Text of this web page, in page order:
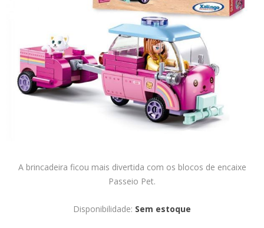
A brincadeira ficou mais divertida com os blocos de encaixe
Passeio Pet.
Disponibilidade: Sem estoque